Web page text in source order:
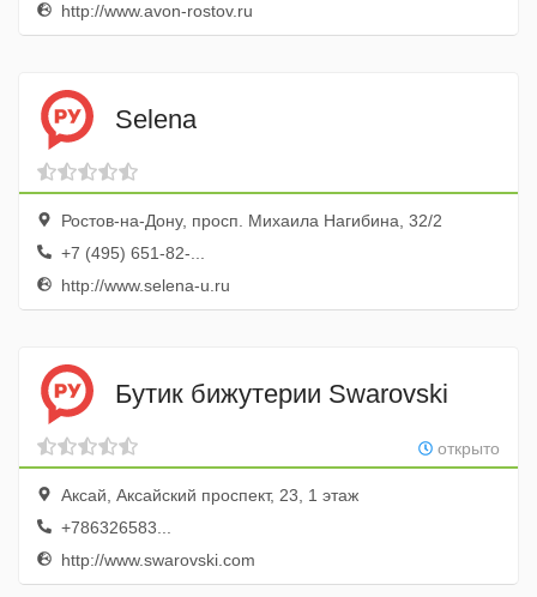
http://www.avon-rostov.ru
Selena
Ростов-на-Дону, просп. Михаила Нагибина, 32/2
+7 (495) 651-82-...
http://www.selena-u.ru
Бутик бижутерии Swarovski
открыто
Аксай, Аксайский проспект, 23, 1 этаж
+786326583...
http://www.swarovski.com